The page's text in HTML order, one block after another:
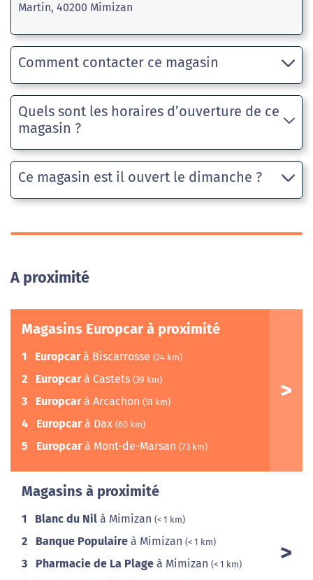
Martin, 40200 Mimizan
Comment contacter ce magasin
Quels sont les horaires d’ouverture de ce
magasin ?
Ce magasin est il ouvert le dimanche ?
A proximité
Magasins Europcar à proximité
1 Europcarà Biscarrosse (24 km)
2 Europcarà Castets (39 km)
3 Europcarà Arcachon (51 km)
4 Europcarà Dax (60 km)
5 Europcarà Mont-de-Marsan (73 km)
Magasins à proximité
1 Blanc du Nil à Mimizan (< 1 km)
2 Banque Populaire à Mimizan (< 1 km)
3 Pharmacie de La Plage à Mimizan (< 1 km)